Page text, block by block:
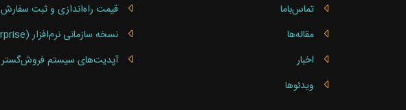
تماس‌باما
مقاله‌ها
اخبار
ویدئوها
قیمت راه‌اندازی و ثبت سفارش
نسخه سازمانی نرم‌افزار (Enterprise)
آپدیت‌های سیستم فروش‌گستر